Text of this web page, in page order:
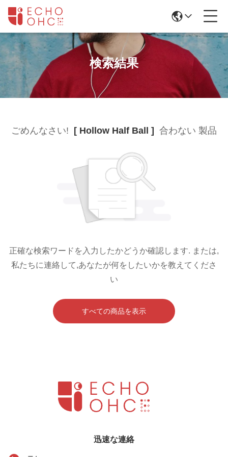
検索結果
ごめんなさい! [ Hollow Half Ball ] 合わない 製品
正確な検索ワードを入力したかどうか確認します. または,
私たちに連絡して,あなたが何をしたいかを教えてくださ
い
すべての商品を表示
迅速な連絡